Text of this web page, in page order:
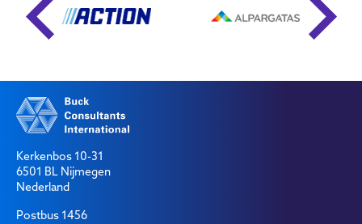
Kerkenbos 10-31
6501 BL Nijmegen
Nederland
Postbus 1456